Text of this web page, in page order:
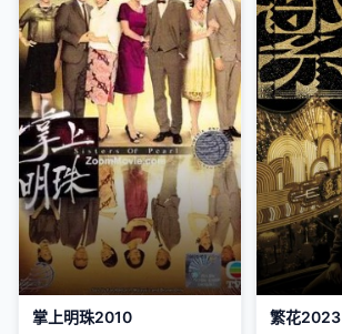
掌上明珠2010 繁花2023